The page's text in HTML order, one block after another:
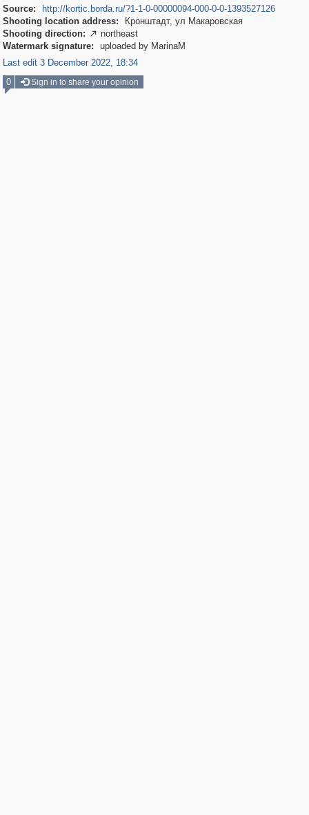
Source:
http://kortic.borda.ru/?1-1-0-00000094-000-0-0-1393527126
Shooting location address:
Кронштадт, ул Макаровская
Shooting direction:  northeast
Watermark signature:
uploaded by MarinaM
Last edit 3 December 2022, 18:34
0
Sign in to share your opinion